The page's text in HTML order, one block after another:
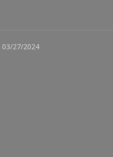
03/27/2024